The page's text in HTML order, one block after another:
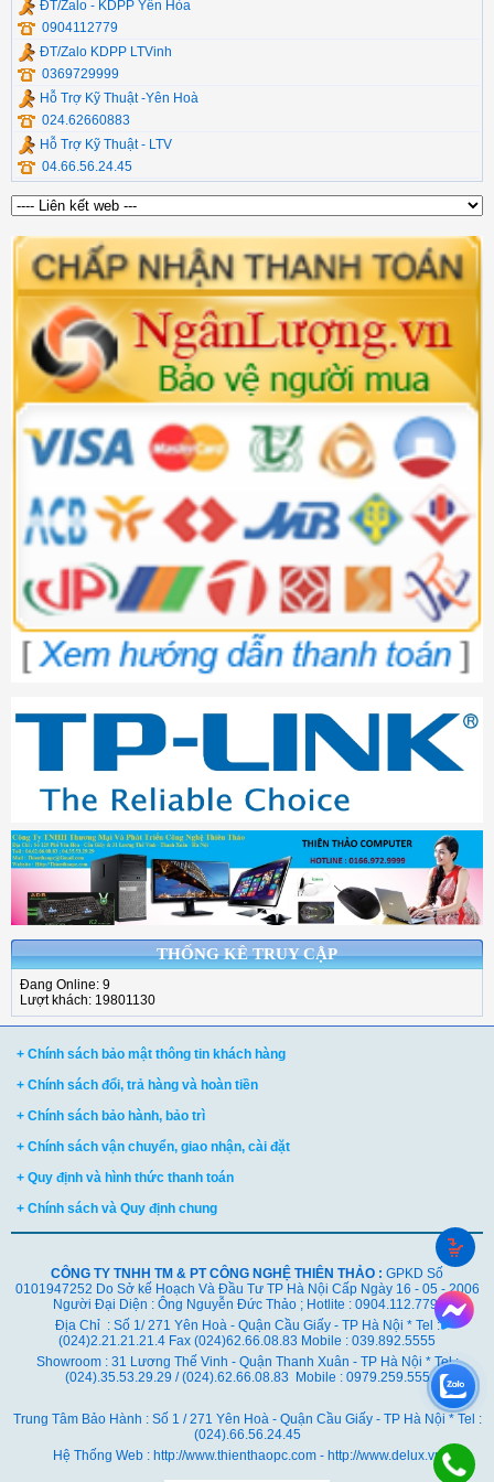
ĐT/Zalo - KDPP Yên Hòa
0904112779
ĐT/Zalo KDPP LTVinh
0369729999
Hỗ Trợ Kỹ Thuật -Yên Hoà
024.62660883
Hỗ Trợ Kỹ Thuật - LTV
04.66.56.24.45
THỐNG KÊ TRUY CẬP
Đang Online: 9
Lượt khách: 19801130
+ Chính sách bảo mật thông tin khách hàng
+ Chính sách đổi, trả hàng và hoàn tiền
+ Chính sách bảo hành, bảo trì
+ Chính sách vận chuyển, giao nhận, cài đặt
+ Quy định và hình thức thanh toán
+ Chính sách và Quy định chung
CÔNG TY TNHH TM & PT CÔNG NGHỆ THIÊN THẢO : GPKD Số
0101947252 Do Sở kế Hoạch Và Đầu Tư TP Hà Nội Cấp Ngày 16 - 05 - 2006
Người Đại Diện : Ông Nguyễn Đức Thảo ; Hotlite : 0904.112.779
Địa Chỉ : Số 1/ 271 Yên Hoà - Quận Cầu Giấy - TP Hà Nội * Tel :
(024)2.21.21.21.4 Fax (024)62.66.08.83 Mobile : 039.892.5555
Showroom : 31 Lương Thế Vinh - Quận Thanh Xuân - TP Hà Nội * Tel :
(024).35.53.29.29 / (024).62.66.08.83 Mobile : 0979.259.555
Trung Tâm Bảo Hành : Số 1 / 271 Yên Hoà - Quận Cầu Giấy - TP Hà Nội * Tel :
(024).66.56.24.45
Hệ Thống Web : http://www.thienthaopc.com - http://www.delux.vn